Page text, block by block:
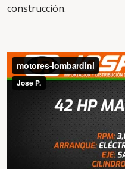
construcción.